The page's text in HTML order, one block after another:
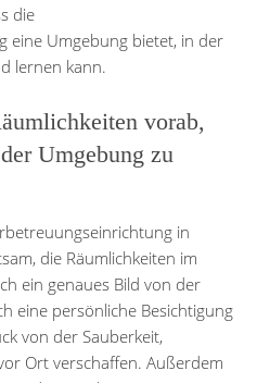
die
eine Umgebung bietet, in der
lernen kann.
vorab,
Umgebung zu
in
die Räumlichkeiten im
ein genaues Bild von der
eine persönliche Besichtigung
von der Sauberkeit,
Ort verschaffen. Außerdem